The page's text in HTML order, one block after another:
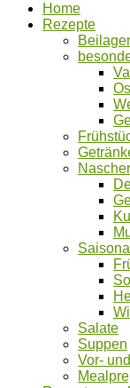
Home
Rezepte
Saisonal
Salate
Suppen
Vor-